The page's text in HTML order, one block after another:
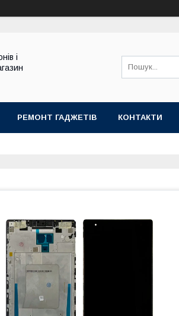
і
РЕМОНТ ГАДЖЕТІВ КОНТАКТИ